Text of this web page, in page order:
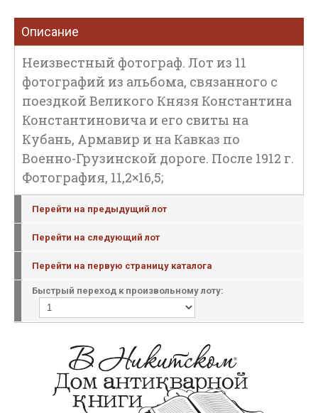
Описание
Неизвестный фотограф. Лот из 11
фотографий из альбома, связанного с
поездкой Великого Князя Константина
Константиновича и его свиты на
Кубань, Армавир и на Кавказ по
Военно-Грузинской дороге. После 1912 г.
Фотография, 11,2×16,5;
Перейти на предыдущий лот
Перейти на следующий лот
Перейти на первую страницу каталога
Быстрый переход к произвольному лоту: